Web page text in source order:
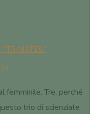
femminile. Tre, perché
trio di scienziate